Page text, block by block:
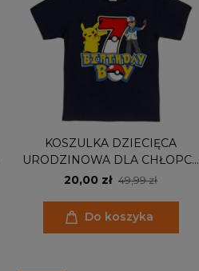
KOSZULKA DZIECIĘCA
URODZINOWA DLA CHŁOPCA
NA 7 URODZINY POKEMON
20,00 zł 49,99 zł
Do koszyka